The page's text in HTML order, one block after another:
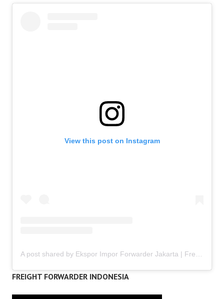
View this post on Instagram
A post shared by Ekspor Impor Forwarder Jakarta | Freight Forwarding Indonesia (@keenamid)
FREIGHT FORWARDER INDONESIA